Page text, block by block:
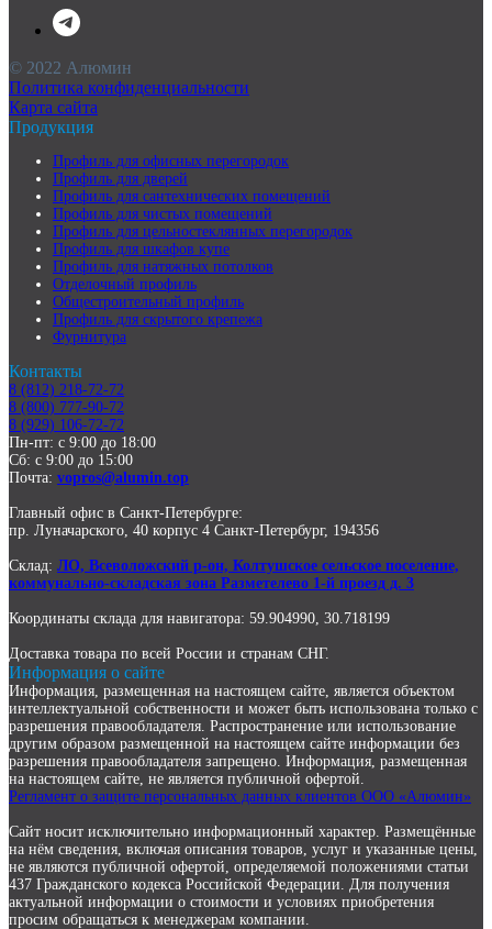
© 2022 Алюмин
Политика конфиденциальности
Карта сайта
Продукция
Профиль для офисных перегородок
Профиль для дверей
Профиль для сантехнических помещений
Профиль для чистых помещений
Профиль для цельностеклянных перегородок
Профиль для шкафов купе
Профиль для натяжных потолков
Отделочный профиль
Общестроительный профиль
Профиль для скрытого крепежа
Фурнитура
Контакты
8 (812) 218-72-72
8 (800) 777-90-72
8 (929) 106-72-72
Пн-пт: с 9:00 до 18:00
Сб: с 9:00 до 15:00
Почта: vopros@alumin.top
Главный офис в Санкт-Петербурге:
пр. Луначарского, 40 корпус 4 Санкт-Петербург, 194356
Склад: ЛО, Всеволожский р-он, Колтушское сельское поселение,
коммунально-складская зона Разметелево 1-й проезд д. 3
Координаты склада для навигатора: 59.904990, 30.718199
Доставка товара по всей России и странам СНГ.
Информация о сайте
Информация, размещенная на настоящем сайте, является объектом
интеллектуальной собственности и может быть использована только с
разрешения правообладателя. Распространение или использование
другим образом размещенной на настоящем сайте информации без
разрешения правообладателя запрещено. Информация, размещенная
на настоящем сайте, не является публичной офертой.
Регламент о защите персональных данных клиентов ООО «Алюмин»
Сайт носит исключительно информационный характер. Размещённые
на нём сведения, включая описания товаров, услуг и указанные цены,
не являются публичной офертой, определяемой положениями статьи
437 Гражданского кодекса Российской Федерации. Для получения
актуальной информации о стоимости и условиях приобретения
просим обращаться к менеджерам компании.